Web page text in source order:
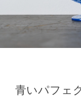
青いパフェ